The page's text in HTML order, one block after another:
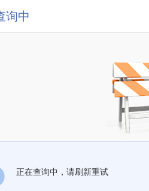
询中
正在查询中，请刷新重试